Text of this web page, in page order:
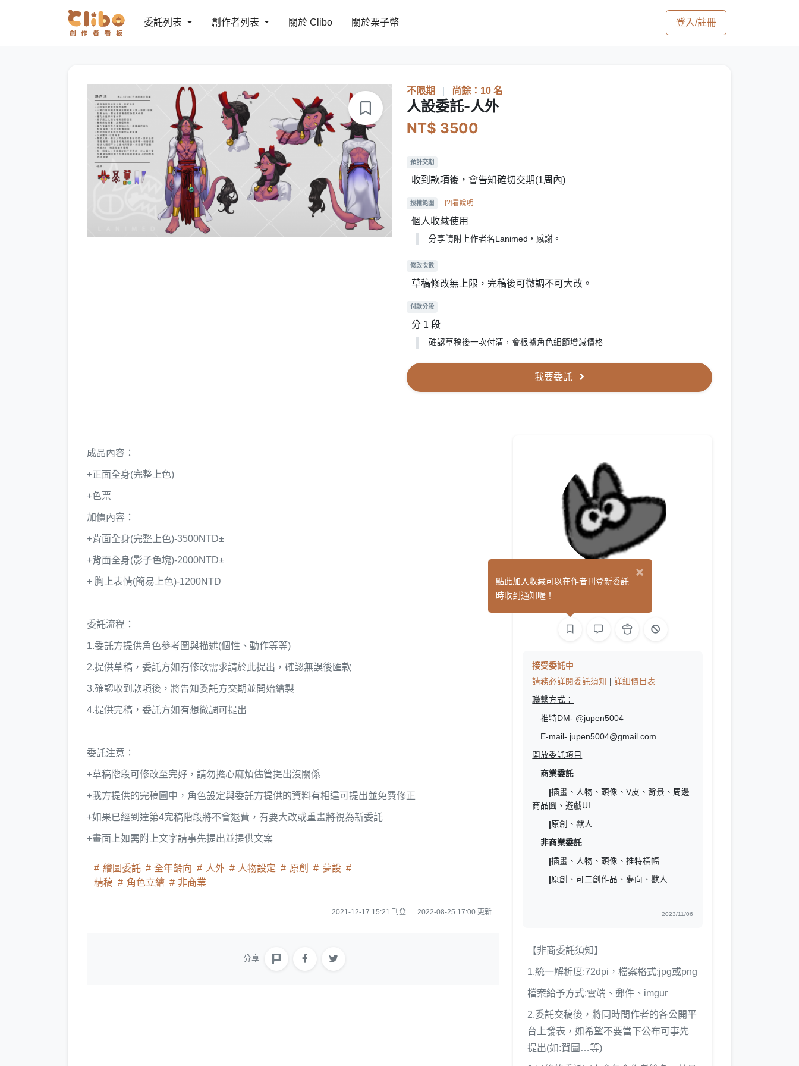
委託列表 創作者列表 關於 Clibo 關於栗子幣 登入/註冊
不限期 尚餘：10 名
人設委託-人外
NT$ 3500
預計交期
收到款項後，會告知確切交期(1周內)
授權範圍 [?]看說明
個人收藏使用
分享請附上作者名Lanimed，感謝。
修改次數
草稿修改無上限，完稿後可微調不可大改。
付款分段
分 1 段
確認草稿後一次付清，會根據角色細節增減價格
我要委託
成品內容：
+正面全身(完整上色)
+色票
加價內容：
+背面全身(完整上色)-3500NTD±
+背面全身(影子色塊)-2000NTD±
+ 胸上表情(簡易上色)-1200NTD
委託流程：
1.委託方提供角色參考圖與描述(個性、動作等等)
2.提供草稿，委託方如有修改需求請於此提出，確認無誤後匯款
3.確認收到款項後，將告知委託方交期並開始繪製
4.提供完稿，委託方如有想微調可提出
委託注意：
+草稿階段可修改至完好，請勿擔心麻煩儘管提出沒關係
+我方提供的完稿圖中，角色設定與委託方提供的資料有相違可提出並免費修正
+如果已經到達第4完稿階段將不會退費，有要大改或重畫將視為新委託
+畫面上如需附上文字請事先提出並提供文案
繪圖委託 全年齡向 人外 人物設定 原創
夢設
精稿
角色立繪 非商業
2021-12-17 15:21 刊登 2022-08-25 17:00 更新
分享
樂米得
接受委託中
請務必詳閱委託須知 |詳細價目表
聯繫方式：
推特DM- @jupen5004
E-mail- jupen5004@gmail.com
開放委託項目
商業委託
|插畫、人物、頭像、V皮、背景、周邊
商品圖、遊戲UI
|原創、獸人
非商業委託
|插畫、人物、頭像、推特橫幅
|原創、可二創作品、夢向、獸人
2023/11/06
【非商委託須知】
1.統一解析度:72dpi，檔案格式:jpg或png
檔案給予方式:雲端、郵件、imgur
2.委託交稿後，將同時間作者的各公開平
台上發表，如希望不要當下公布可事先
提出(如:賀圖…等)
×
點此加入收藏可以在作者刊登新委託
時收到通知喔！